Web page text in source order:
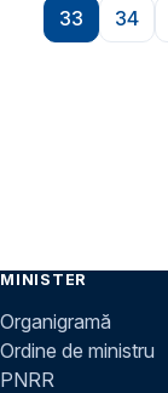
Pagina
33 34
MINISTER
Organigramă
Ordine de ministru
PNRR